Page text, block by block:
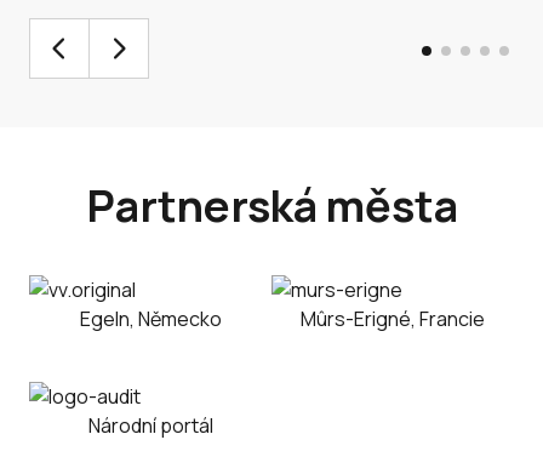
Partnerská města
Egeln, Německo Mûrs-Erigné, Francie
Národní portál